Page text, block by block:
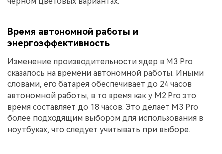
Время автономной работы и
энергоэффективность
Изменение производительности ядер в M3 Pro
сказалось на времени автономной работы. Иными
словами, его батарея обеспечивает до 24 часов
автономной работы, в то время как у M2 Pro это
время составляет до 18 часов. Это делает M3 Pro
более подходящим выбором для использования в
ноутбуках, что следует учитывать при выборе.